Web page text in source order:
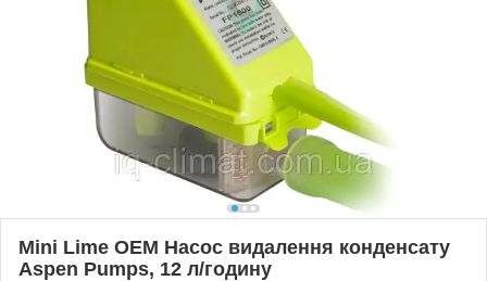
Mini Lime OEM Насос видалення конденсату
Aspen Pumps, 12 л/годину